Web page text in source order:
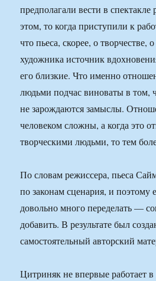
предполагали вести в спектакле
этом, то когда приступили к
что пьеса, скорее, о творчестве,
художника источник
его близкие. Что именно
людьми подчас виноваты в том,
не зарождаются замыслы.
человеком сложны, а когда это
творческими людьми, то тем
По словам режиссера, пьеса
по законам сценария, и поэтому
довольно много переделать —
добавить. В результате был
самостоятельный авторский
Цитриняк не впервые работает